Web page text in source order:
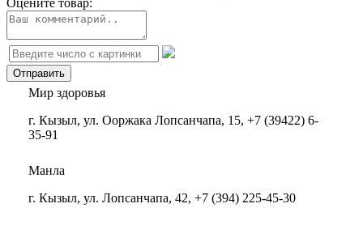
Мир здоровья
г. Кызыл, ул. Ооржака Лопсанчапа, 15, +7 (39422) 6-
35-91
Манла
г. Кызыл, ул. Лопсанчапа, 42, +7 (394) 225-45-30